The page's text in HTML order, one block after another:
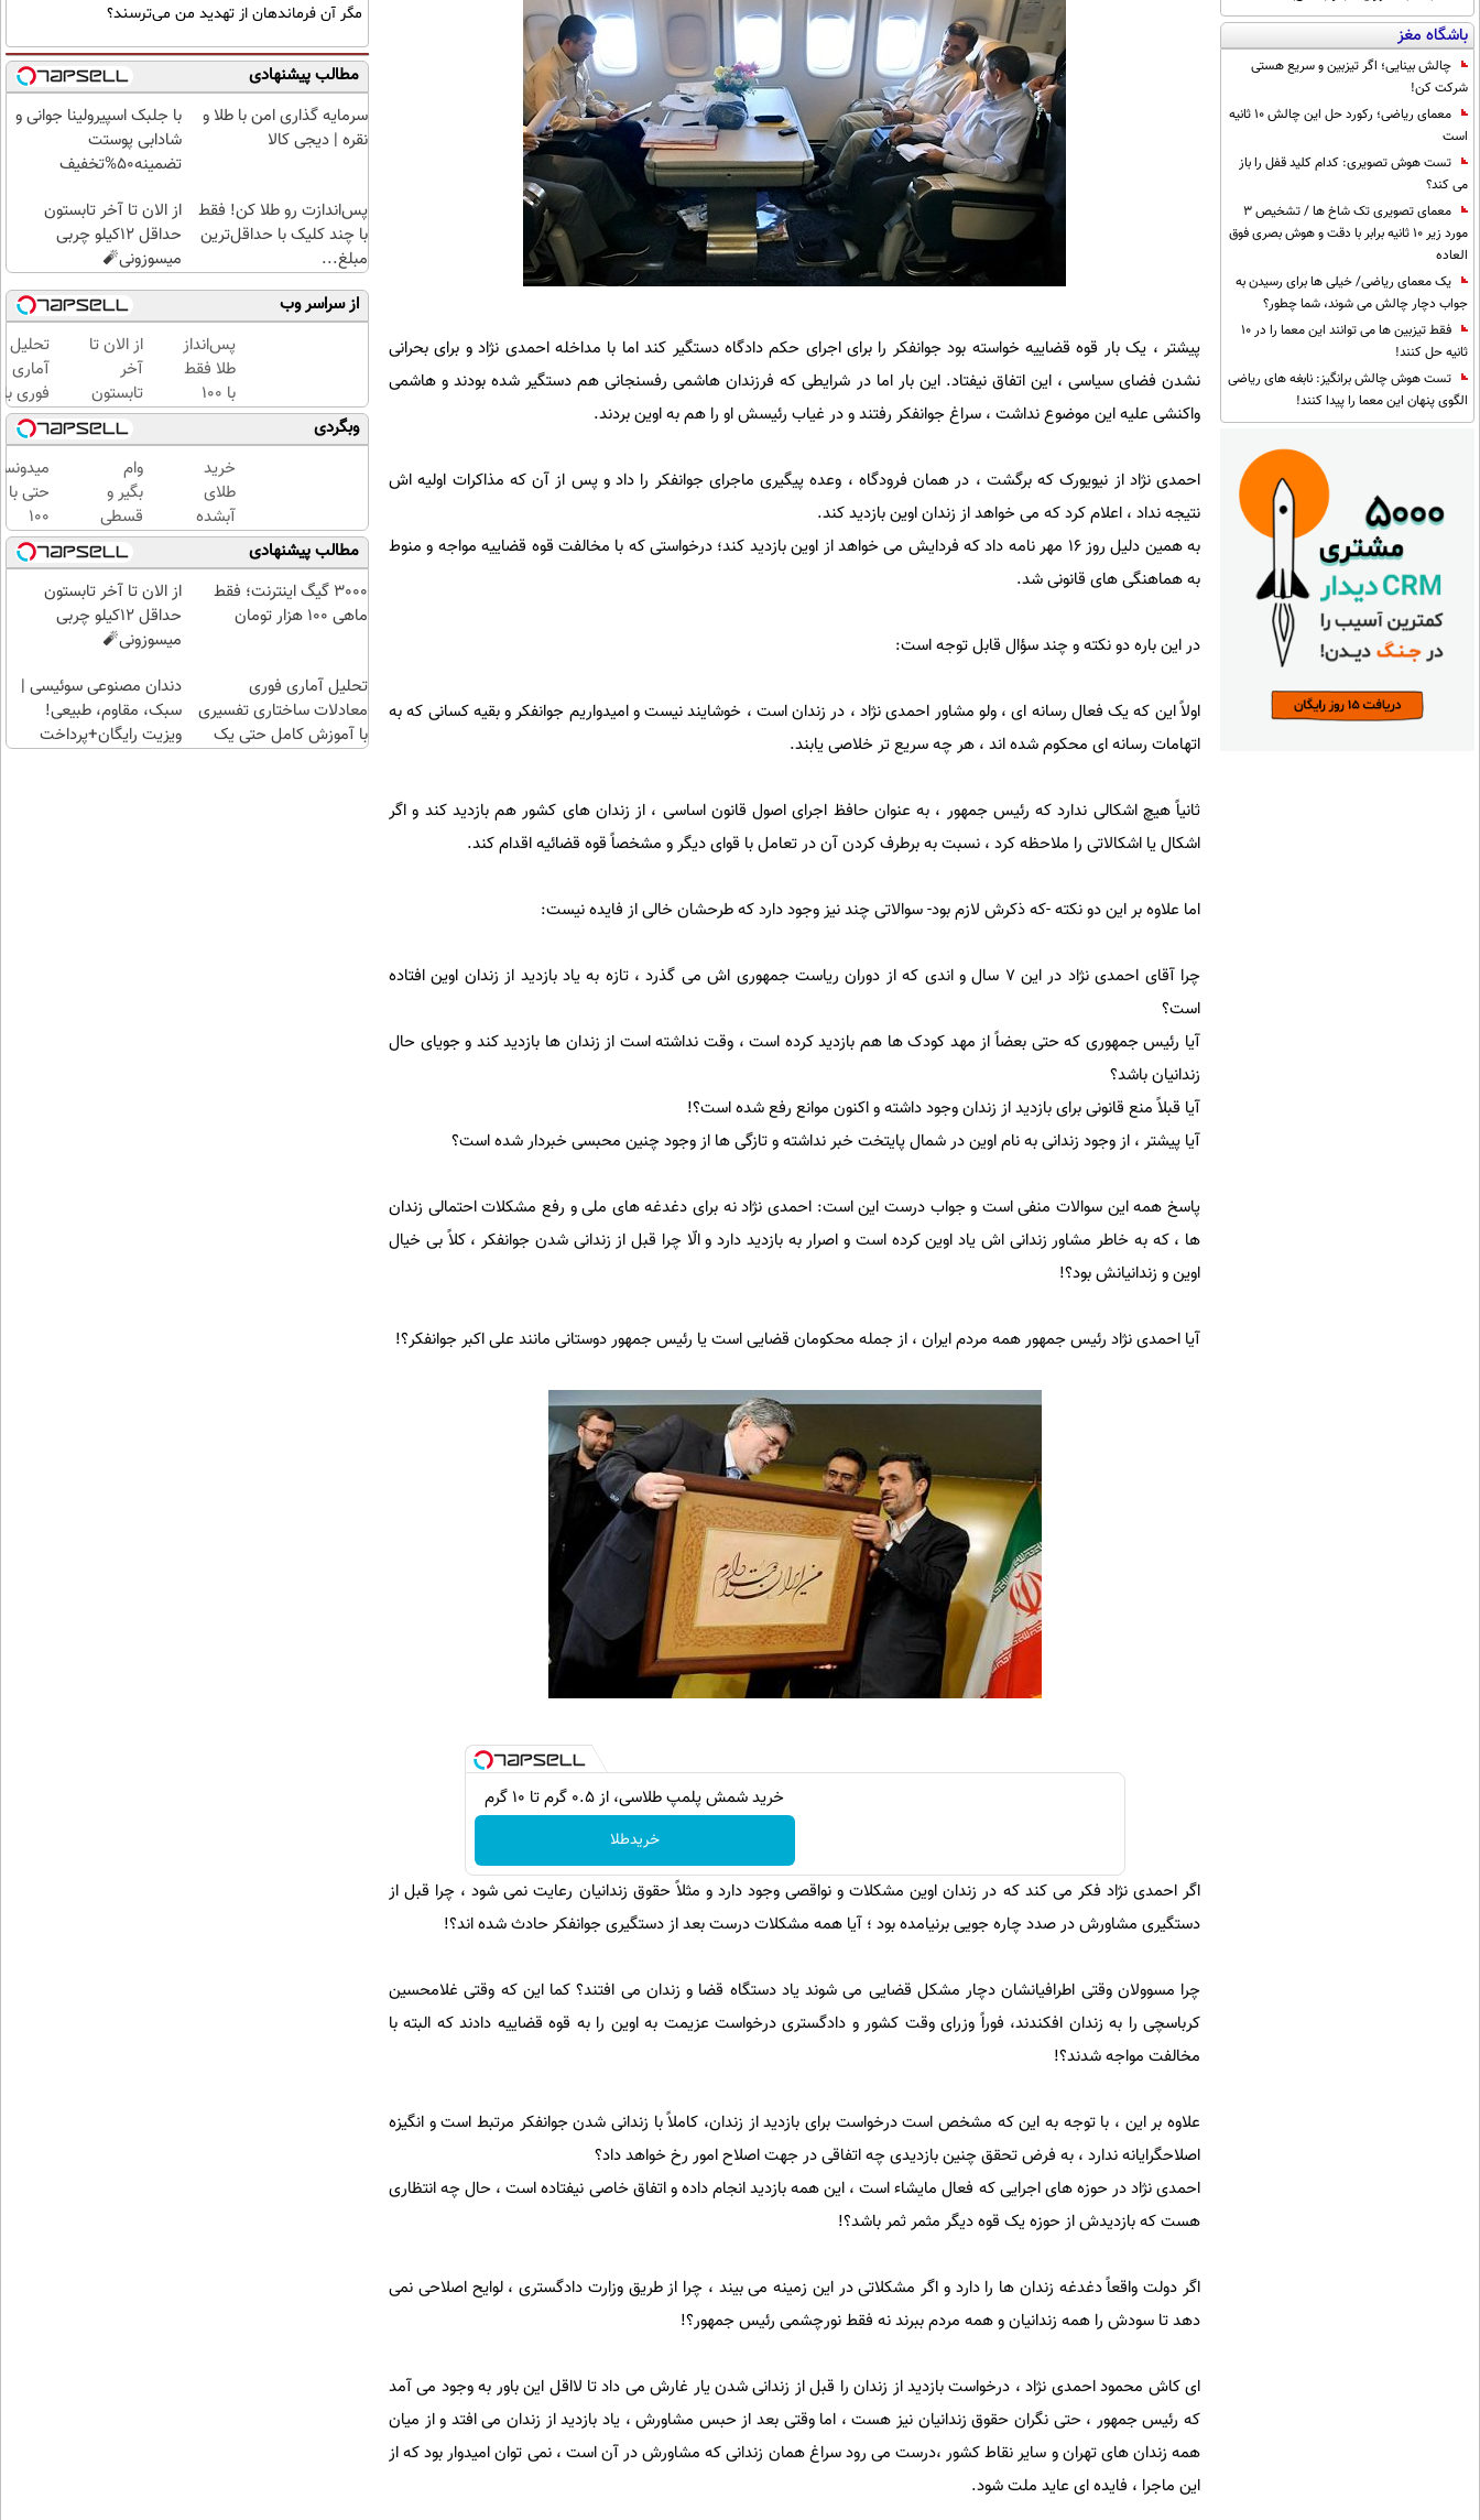
باشگاه مغز
چالش بینایی؛ اگر تیزبین و سریع هستی
شرکت کن!
معمای ریاضی؛ رکورد حل این چالش 10 ثانیه
است
تست هوش تصویری: کدام کلید قفل را باز
می کند؟
معمای تصویری تک شاخ ها / تشخیص 3
مورد زیر 10 ثانیه برابر با دقت و هوش بصری فوق
العاده
یک معمای ریاضی/ خیلی ها برای رسیدن به
جواب دچار چالش می شوند، شما چطور؟
فقط تیزبین ها می توانند این معما را در 10
ثانیه حل کنند!
تست هوش چالش برانگیز: نابغه های ریاضی
الگوی پنهان این معما را پیدا کنند!
پیشتر ، یک بار قوه قضاییه خواسته بود جوانفکر را برای اجرای حکم دادگاه دستگیر کند اما با مداخله احمدی نژاد و برای بحرانی
نشدن فضای سیاسی ، این اتفاق نیفتاد. این بار اما در شرایطی که فرزندان هاشمی رفسنجانی هم دستگیر شده بودند و هاشمی
واکنشی علیه این موضوع نداشت ، سراغ جوانفکر رفتند و در غیاب رئیسش او را هم به اوین بردند.
احمدی نژاد از نیویورک که برگشت ، در همان فرودگاه ، وعده پیگیری ماجرای جوانفکر را داد و پس از آن که مذاکرات اولیه اش
نتیجه نداد ، اعلام کرد که می خواهد از زندان اوین بازدید کند.
به همین دلیل روز 16 مهر نامه داد که فردایش می خواهد از اوین بازدید کند؛ درخواستی که با مخالفت قوه قضاییه مواجه و منوط
به هماهنگی های قانونی شد.
در این باره دو نکته و چند سؤال قابل توجه است:
اولاً این که یک فعال رسانه ای ، ولو مشاور احمدی نژاد ، در زندان است ، خوشایند نیست و امیدواریم جوانفکر و بقیه کسانی که به
اتهامات رسانه ای محکوم شده اند ، هر چه سریع تر خلاصی یابند.
ثانیاً هیچ اشکالی ندارد که رئیس جمهور ، به عنوان حافظ اجرای اصول قانون اساسی ، از زندان های کشور هم بازدید کند و اگر
اشکال یا اشکالاتی را ملاحظه کرد ، نسبت به برطرف کردن آن در تعامل با قوای دیگر و مشخصاً قوه قضائیه اقدام کند.
اما علاوه بر این دو نکته -که ذکرش لازم بود- سوالاتی چند نیز وجود دارد که طرحشان خالی از فایده نیست:
چرا آقای احمدی نژاد در این 7 سال و اندی که از دوران ریاست جمهوری اش می گذرد ، تازه به یاد بازدید از زندان اوین افتاده
است؟
آیا رئیس جمهوری که حتی بعضاً از مهد کودک ها هم بازدید کرده است ، وقت نداشته است از زندان ها بازدید کند و جویای حال
زندانیان باشد؟
آیا قبلاً منع قانونی برای بازدید از زندان وجود داشته و اکنون موانع رفع شده است؟!
آیا پیشتر ، از وجود زندانی به نام اوین در شمال پایتخت خبر نداشته و تازگی ها از وجود چنین محبسی خبردار شده است؟
پاسخ همه این سوالات منفی است و جواب درست این است: احمدی نژاد نه برای دغدغه های ملی و رفع مشکلات احتمالی زندان
ها ، که به خاطر مشاور زندانی اش یاد اوین کرده است و اصرار به بازدید دارد و الّا چرا قبل از زندانی شدن جوانفکر ، کلاً بی خیال
اوین و زندانیانش بود؟!
آیا احمدی نژاد رئیس جمهور همه مردم ایران ، از جمله محکومان قضایی است یا رئیس جمهور دوستانی مانند علی اکبر جوانفکر؟!
خرید شمش پلمپ طلاسی، از ۰.۵ گرم تا ۱۰ گرم
خریدطلا
اگر احمدی نژاد فکر می کند که در زندان اوین مشکلات و نواقصی وجود دارد و مثلاً حقوق زندانیان رعایت نمی شود ، چرا قبل از
دستگیری مشاورش در صدد چاره جویی برنیامده بود ؛ آیا همه مشکلات درست بعد از دستگیری جوانفکر حادث شده اند؟!
چرا مسوولان وقتی اطرافیانشان دچار مشکل قضایی می شوند یاد دستگاه قضا و زندان می افتند؟ کما این که وقتی غلامحسین
کرباسچی را به زندان افکندند، فوراً وزرای وقت کشور و دادگستری درخواست عزیمت به اوین را به قوه قضاییه دادند که البته با
مخالفت مواجه شدند؟!
علاوه بر این ، با توجه به این که مشخص است درخواست برای بازدید از زندان، کاملاً با زندانی شدن جوانفکر مرتبط است و انگیزه
اصلاحگرایانه ندارد ، به فرض تحقق چنین بازدیدی چه اتفاقی در جهت اصلاح امور رخ خواهد داد؟
احمدی نژاد در حوزه های اجرایی که فعال مایشاء است ، این همه بازدید انجام داده و اتفاق خاصی نیفتاده است ، حال چه انتظاری
هست که بازدیدش از حوزه یک قوه دیگر مثمر ثمر باشد؟!
اگر دولت واقعاً دغدغه زندان ها را دارد و اگر مشکلاتی در این زمینه می بیند ، چرا از طریق وزارت دادگستری ، لوایح اصلاحی نمی
دهد تا سودش را همه زندانیان و همه مردم ببرند نه فقط نورچشمی رئیس جمهور؟!
ای کاش محمود احمدی نژاد ، درخواست بازدید از زندان را قبل از زندانی شدن یار غارش می داد تا لااقل این باور به وجود می آمد
که رئیس جمهور ، حتی نگران حقوق زندانیان نیز هست ، اما وقتی بعد از حبس مشاورش ، یاد بازدید از زندان می افتد و از میان
همه زندان های تهران و سایر نقاط کشور ،درست می رود سراغ همان زندانی که مشاورش در آن است ، نمی توان امیدوار بود که از
این ماجرا ، فایده ای عاید ملت شود.
مگر آن فرماندهان از تهدید من می‌ترسند؟
مطالب پیشنهادی
سرمایه گذاری امن با طلا و
نقره | دیجی کالا
با جلبک اسپیرولینا جوانی و
شادابی پوستت
تضمینه50%تخفیف
پس‌اندازت رو طلا کن! فقط
با چند کلیک با حداقل‌ترین
مبلغ...
از الان تا آخر تابستون
حداقل 12کیلو چربی
میسوزونی🧨
از سراسر وب
پس‌انداز
طلا فقط
با ۱۰۰
هزارتومان
(امن و
راحت)
از الان تا
آخر
تابستون
حداقل
12کیلو
چربی
میسوزونی
🧨
تحلیل
آماری
فوری با
نرم
افزار
SPSS
به
همراه
آموزش
کامل
حتی
وبگردی
خرید
طلای
آبشده
حتی با
۱۰۰هزارتومان
وام
بگیر و
قسطی
طلا
بخر!
چی از
این
بهتر!!
احراز
کن
حتی با
۱۰۰
هم
میتونی
مطالب پیشنهادی
3000 گیگ اینترنت؛ فقط
ماهی 100 هزار تومان
از الان تا آخر تابستون
حداقل 12کیلو چربی
میسوزونی🧨
تحلیل آماری فوری
معادلات ساختاری تفسیری
با آموزش کامل حتی یک
دندان مصنوعی سوئیسی |
سبک، مقاوم، طبیعی!
ویزیت رایگان+پرداخت